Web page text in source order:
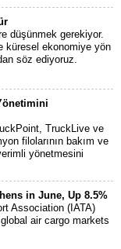
düşünmek gerekiyor.
küresel ekonomiye yön
söz ediyoruz.
TruckLive ve
filolarının bakım ve
yönetmesini
in June, Up 8.5%
Association (IATA)
air cargo markets